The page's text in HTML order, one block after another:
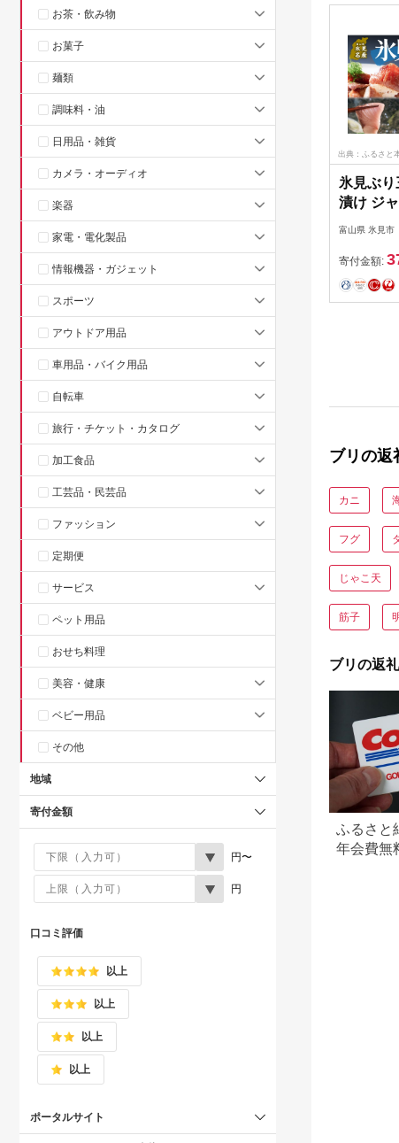
お茶・飲み物
お菓子
麺類
調味料・油
日用品・雑貨
カメラ・オーディオ
楽器
家電・電化製品
情報機器・ガジェット
スポーツ
アウトドア用品
車用品・バイク用品
自転車
旅行・チケット・カタログ
加工食品
工芸品・民芸品
ファッション
定期便
サービス
ペット用品
おせち料理
美容・健康
ベビー用品
その他
地域
寄付金額
円〜
円
口コミ評価
以上
以上
以上
以上
ポータルサイト
出典：ふるさと
氷見ぶり
漬け ジ
見市
富山県 氷見市
寄付金額:
ブリの返
カニ
フグ
じゃこ天
筋子
ブリの返
ふるさと
年会費無